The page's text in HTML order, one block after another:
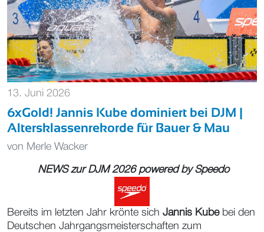
13. Juni 2026
6xGold! Jannis Kube dominiert bei DJM |
Altersklassenrekorde für Bauer & Mau
von Merle Wacker
NEWS zur DJM 2026 powered by Speedo
Bereits im letzten Jahr krönte sich Jannis Kubebei den
Deutschen Jahrgangsmeisterschaften zum